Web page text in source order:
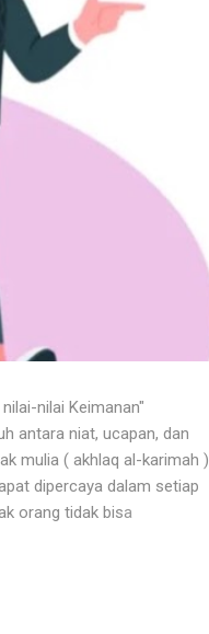
nilai Keimanan"
antara niat, ucapan, dan
mulia ( akhlaq al-karimah )
dipercaya dalam setiap
orang tidak bisa
menilainya sebagai orang
Orang beriman selalu